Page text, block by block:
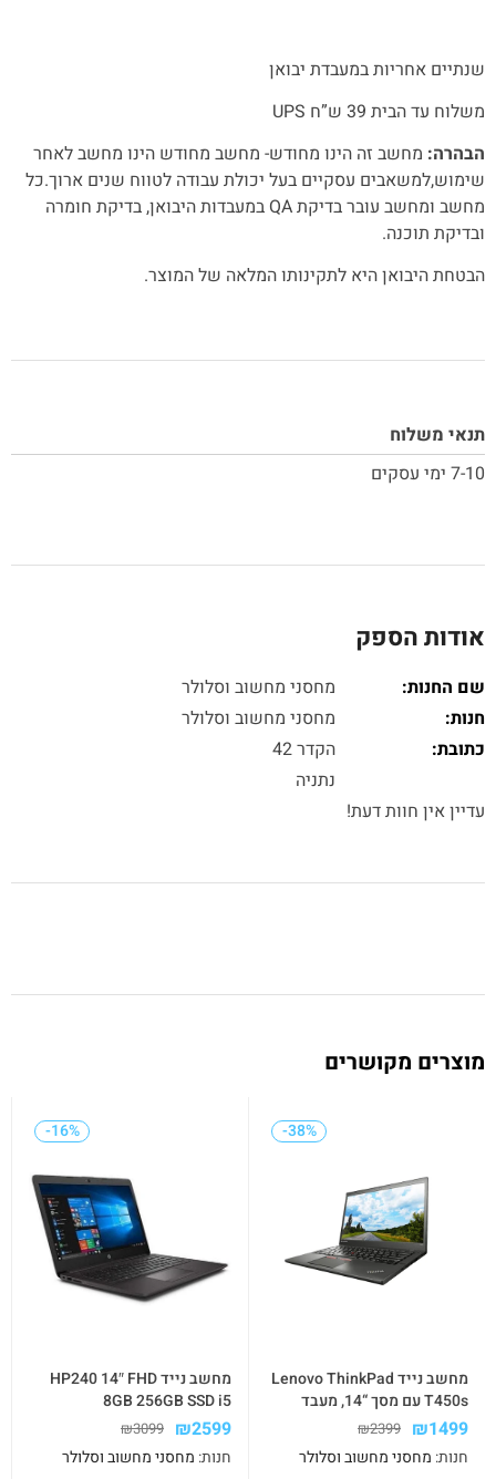
שנתיים אחריות במעבדת יבואן
משלוח עד הבית 39 ש”ח UPS
הבהרה: מחשב זה הינו מחודש- מחשב מחודש הינו מחשב לאחר
שימוש,למשאבים עסקיים בעל יכולת עבודה לטווח שנים ארוך.כל
מחשב ומחשב עובר בדיקת QA במעבדות היבואן, בדיקת חומרה
ובדיקת תוכנה.
הבטחת היבואן היא לתקינותו המלאה של המוצר.
תנאי משלוח
7-10 ימי עסקים
אודות הספק
שם החנות:
מחסני מחשוב וסלולר
חנות:
מחסני מחשוב וסלולר
כתובת:
הקדר 42
נתניה
עדיין אין חוות דעת!
מוצרים מקושרים
-38%
מחשב נייד Lenovo ThinkPad
T450s עם מסך “14, מעבד
₪1499
₪2399
חנות: מחסני מחשוב וסלולר
-16%
מחשב נייד HP240 14″ FHD
8GB 256GB SSD i5
₪2599
₪3099
חנות: מחסני מחשוב וסלולר